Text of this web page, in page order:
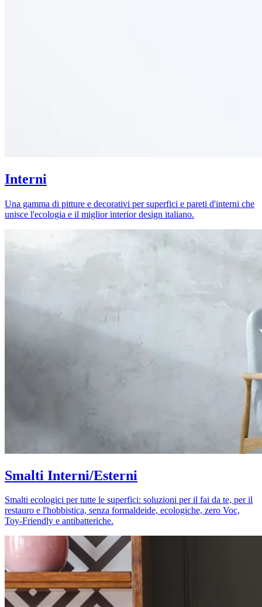
Interni
Una gamma di pitture e decorativi per superfici e pareti d'interni che
unisce l'ecologia e il miglior interior design italiano.
Smalti Interni/Esterni
Smalti ecologici per tutte le superfici: soluzioni per il fai da te, per il
restauro e l'hobbistica, senza formaldeide, ecologiche, zero Voc,
Toy-Friendly e antibatteriche.